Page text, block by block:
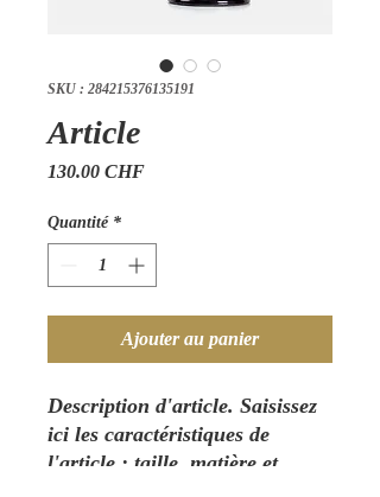
SKU : 284215376135191
Article
130.00 CHFPrix
Quantité *
Ajouter au panier
Description d'article. Saisissez
ici les caractéristiques de
l'article : taille, matière et